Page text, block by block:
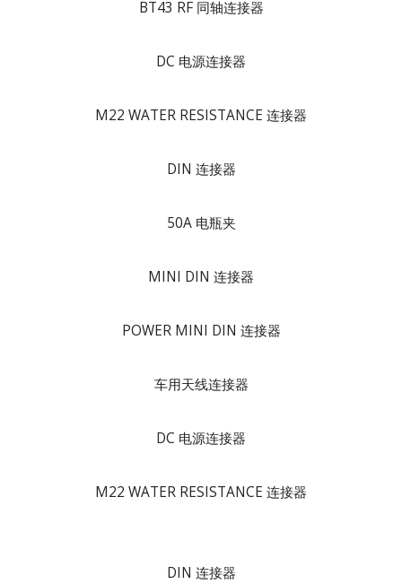
BT43 RF 同轴连接器
DC 电源连接器
M22 WATER RESISTANCE 连接器
DIN 连接器
50A 电瓶夹
MINI DIN 连接器
POWER MINI DIN 连接器
车用天线连接器
DC 电源连接器
M22 WATER RESISTANCE 连接器
DIN 连接器